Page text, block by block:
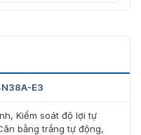
/ khe cắm thẻ
E3
Kiểm soát độ lợi tự
bằng trắng tự động,